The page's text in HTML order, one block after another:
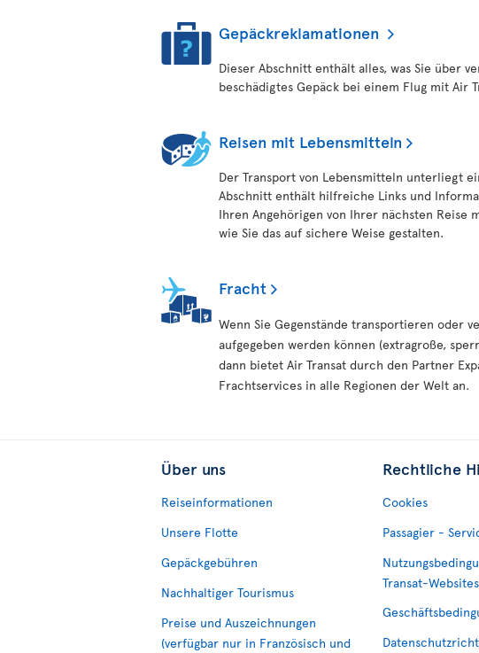
Gepäckreklamationen
Dieser Abschnitt enthält alles, was Sie über
beschädigtes Gepäck bei einem Flug mit Air
Reisen mit Lebensmitteln
Der Transport von Lebensmitteln unterliegt
Abschnitt enthält hilfreiche Links und
Ihren Angehörigen von Ihrer nächsten
wie Sie das auf sichere Weise gestalten.
Fracht
Wenn Sie Gegenstände transportieren oder
aufgegeben werden können (extragroße,
dann bietet Air Transat durch den Partner
Frachtservices in alle Regionen der Welt an.
Über uns
Reiseinformationen
Unsere Flotte
Gepäckgebühren
Nachhaltiger Tourismus
Preise und Auszeichnungen
(verfügbar nur in Französisch und
Rechtliche
Cookies
Passagier -
Transat-Websites